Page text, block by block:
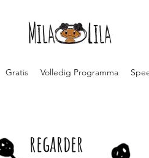
Gratis Volledig Programma
regarder